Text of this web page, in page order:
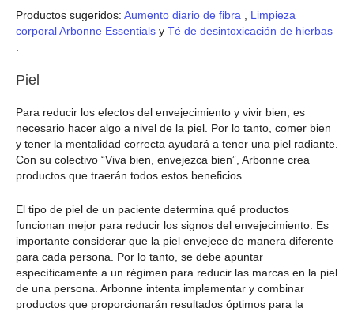
Productos sugeridos: Aumento diario de fibra
Limpieza
corporal Arbonne Essentials y Té de desintoxicación de hierbas
Piel
Para reducir los efectos del envejecimiento y vivir bien, es
necesario hacer algo a nivel de la piel. Por lo tanto, comer bien
y tener la mentalidad correcta ayudará a tener una piel radiante.
Con su colectivo “Viva bien, envejezca bien”, Arbonne crea
productos que traerán todos estos beneficios.
El tipo de piel de un paciente determina qué productos
funcionan mejor para reducir los signos del envejecimiento. Es
importante considerar que la piel envejece de manera diferente
para cada persona. Por lo tanto, se debe apuntar
específicamente a un régimen para reducir las marcas en la piel
de una persona. Arbonne intenta implementar y combinar
productos que proporcionarán resultados óptimos para la